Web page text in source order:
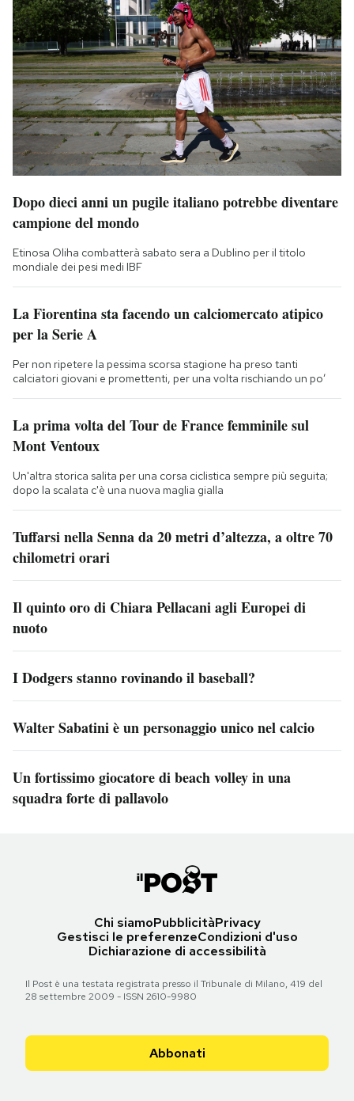
Dopo dieci anni un pugile italiano potrebbe diventare
campione del mondo
Etinosa Oliha combatterà sabato sera a Dublino per il titolo
mondiale dei pesi medi IBF
La Fiorentina sta facendo un calciomercato atipico
per la Serie A
Per non ripetere la pessima scorsa stagione ha preso tanti
calciatori giovani e promettenti, per una volta rischiando un po’
La prima volta del Tour de France femminile sul
Mont Ventoux
Un'altra storica salita per una corsa ciclistica sempre più seguita;
dopo la scalata c'è una nuova maglia gialla
Tuffarsi nella Senna da 20 metri d’altezza, a oltre 70
chilometri orari
Il quinto oro di Chiara Pellacani agli Europei di
nuoto
I Dodgers stanno rovinando il baseball?
Walter Sabatini è un personaggio unico nel calcio
Un fortissimo giocatore di beach volley in una
squadra forte di pallavolo
Chi siamoPubblicitàPrivacy
Gestisci le preferenzeCondizioni d'uso
Dichiarazione di accessibilità
Il Post è una testata registrata presso il Tribunale di Milano, 419 del
28 settembre 2009 - ISSN 2610-9980
Abbonati